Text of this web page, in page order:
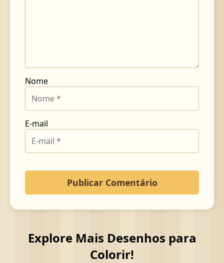
Nome
E-mail
Explore Mais Desenhos para
Colorir!